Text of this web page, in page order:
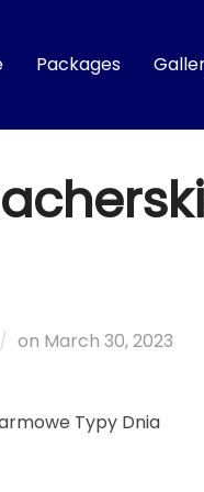
Packages
on Posted
March 30, 2023
Typy Dnia